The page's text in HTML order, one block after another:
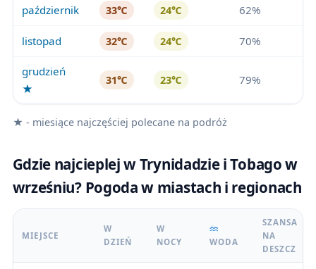
październik 33℃ 24℃ 62%
listopad 32℃ 24℃ 70%
grudzień
★
31℃ 23℃ 79%
★ - miesiące najczęściej polecane na podróż
Gdzie najcieplej w Trynidadzie i Tobago w
wrześniu? Pogoda w miastach i regionach
MIEJSCE
W
DZIEŃ
W
NOCY
WODA
SZANSA
NA
DESZCZ